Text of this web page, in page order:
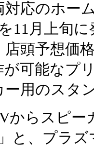
応のホー
11月上旬
頭予想価
可能なプ
用のスタ
からスピー
と、プラ